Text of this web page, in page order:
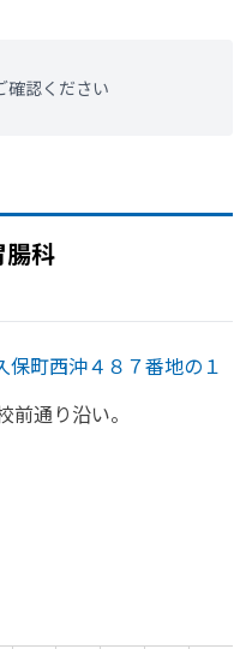
確認ください
腸科
保町西沖４８７番地の１
前通り沿い。